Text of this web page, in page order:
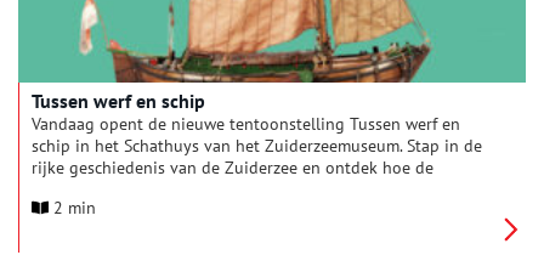
Tussen werf en schip
Vandaag opent de nieuwe tentoonstelling Tussen werf en
schip in het Schathuys van het Zuiderzeemuseum. Stap in de
rijke geschiedenis van de Zuiderzee en ontdek hoe de
Deze tijdelijke tentoonstelling toont bijzondere objecten uit
2 min